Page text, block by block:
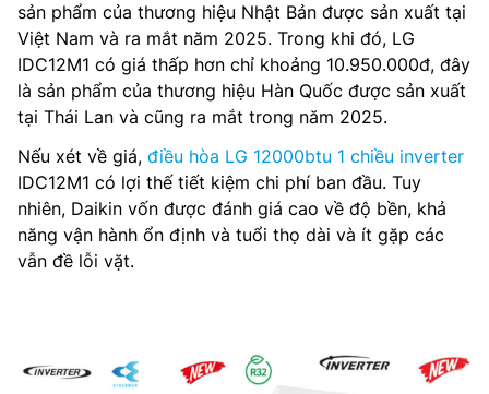
sản phẩm của thương hiệu Nhật Bản được sản xuất tại
Việt Nam và ra mắt năm 2025. Trong khi đó, LG
IDC12M1 có giá thấp hơn chỉ khoảng 10.950.000đ, đây
là sản phẩm của thương hiệu Hàn Quốc được sản xuất
tại Thái Lan và cũng ra mắt trong năm 2025.
Nếu xét về giá, điều hòa LG 12000btu 1 chiều inverter
IDC12M1 có lợi thế tiết kiệm chi phí ban đầu. Tuy
nhiên, Daikin vốn được đánh giá cao về độ bền, khả
năng vận hành ổn định và tuổi thọ dài và ít gặp các
vẫn đề lỗi vặt.